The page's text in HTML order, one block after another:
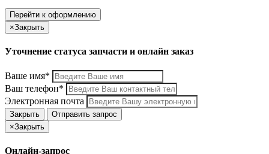
Перейти к оформлению
×Закрыть
Уточнение статуса запчасти и онлайн заказ
Ваше имя*
Ваш телефон*
Электронная почта
Закрыть
Отправить запрос
×Закрыть
Онлайн-запрос